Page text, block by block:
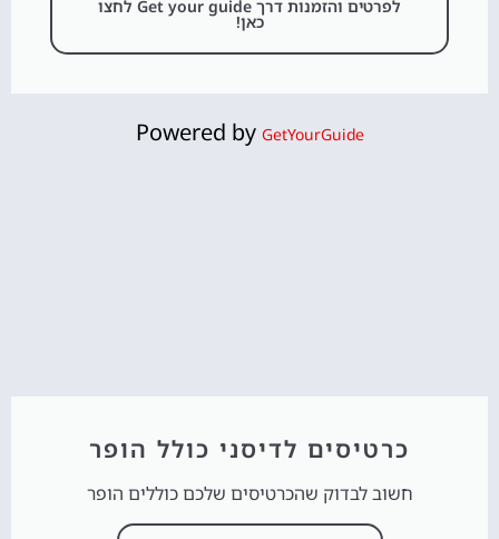
לפרטים והזמנות דרך Get your guide לחצו
כאן!
Powered by GetYourGuide
כרטיסים לדיסני כולל הופר
חשוב לבדוק שהכרטיסים שלכם כוללים הופר